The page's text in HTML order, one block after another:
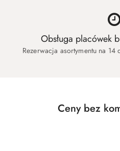
Obsługa placówek
Rezerwacja asortymentu na 14
Pomiń karuzelę
Produkty
Ceny bez